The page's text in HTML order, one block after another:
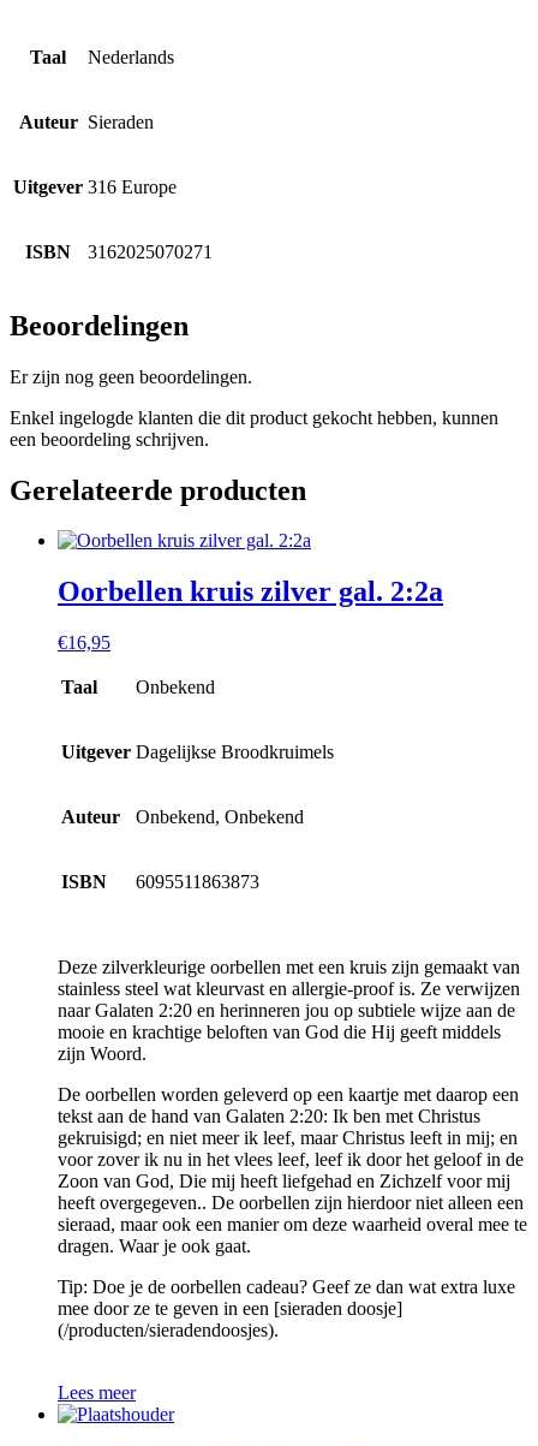
Taal Nederlands
Auteur Sieraden
Uitgever 316 Europe
ISBN 3162025070271
Beoordelingen
Er zijn nog geen beoordelingen.
Enkel ingelogde klanten die dit product gekocht hebben, kunnen
een beoordeling schrijven.
Gerelateerde producten
Oorbellen kruis zilver gal. 2:2a
€16,95
Taal Onbekend
Uitgever Dagelijkse Broodkruimels
Auteur Onbekend, Onbekend
ISBN 6095511863873
Deze zilverkleurige oorbellen met een kruis zijn gemaakt van
stainless steel wat kleurvast en allergie-proof is. Ze verwijzen
naar Galaten 2:20 en herinneren jou op subtiele wijze aan de
mooie en krachtige beloften van God die Hij geeft middels
zijn Woord.
De oorbellen worden geleverd op een kaartje met daarop een
tekst aan de hand van Galaten 2:20: Ik ben met Christus
gekruisigd; en niet meer ik leef, maar Christus leeft in mij; en
voor zover ik nu in het vlees leef, leef ik door het geloof in de
Zoon van God, Die mij heeft liefgehad en Zichzelf voor mij
heeft overgegeven.. De oorbellen zijn hierdoor niet alleen een
sieraad, maar ook een manier om deze waarheid overal mee te
dragen. Waar je ook gaat.
Tip: Doe je de oorbellen cadeau? Geef ze dan wat extra luxe
mee door ze te geven in een [sieraden doosje]
(/producten/sieradendoosjes).
Lees meer